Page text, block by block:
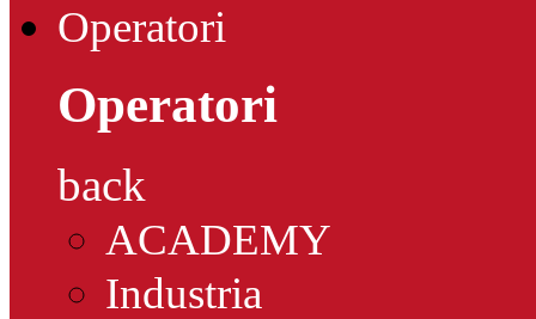
Operatori
Operatori
back
ACADEMY
Industria